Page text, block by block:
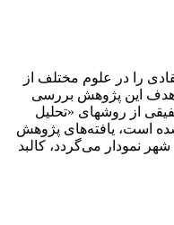
را در علوم مختلف از
هدف این پژوهش بررسی
از روش‏های «تحلیل
است، یافته‌‏های پژوهش
نمودار می‌گردد، کالبد